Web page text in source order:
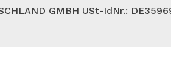
GMBH USt-IdNr.: